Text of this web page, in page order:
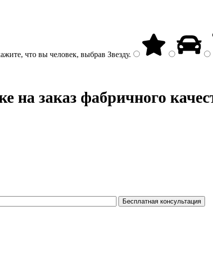
что вы человек, выбрав Звезду.
на заказ фабричного